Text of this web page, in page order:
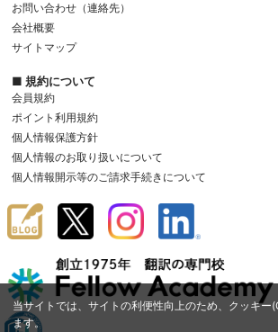
当サイトでは、サイトの利便性向上のため、クッキ
ます。
お問い合わせ（連絡先）
会社概要
サイトマップ
■ 規約について
会員規約
ポイント利用規約
個人情報保護方針
個人情報のお取り扱いについて
個人情報開示等のご請求手続きについて